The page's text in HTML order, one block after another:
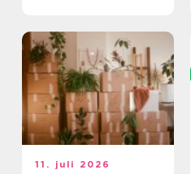
11. juli 2026